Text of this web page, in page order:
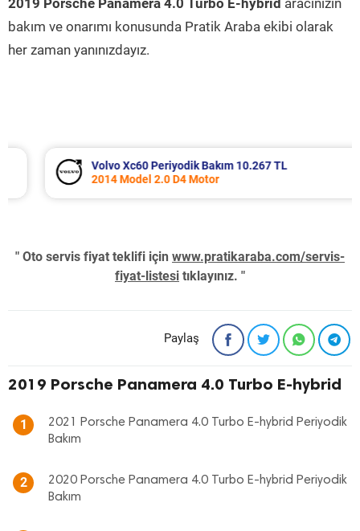
2019 Porsche Panamera 4.0 Turbo E-hybrid aracınızın
bakım ve onarımı konusunda Pratik Araba ekibi olarak
her zaman yanınızdayız.
Volvo Xc60 Periyodik Bakım 10.267 TL
2014 Model 2.0 D4 Motor
" Oto servis fiyat teklifi için www.pratikaraba.com/servis-
fiyat-listesi tıklayınız. "
Paylaş
2019 Porsche Panamera 4.0 Turbo E-hybrid
1
2021 Porsche Panamera 4.0 Turbo E-hybrid Periyodik
Bakım
2
2020 Porsche Panamera 4.0 Turbo E-hybrid Periyodik
Bakım